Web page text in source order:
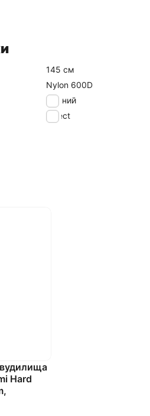
145 см
Nylon 600D
Чорний
Select
Hard